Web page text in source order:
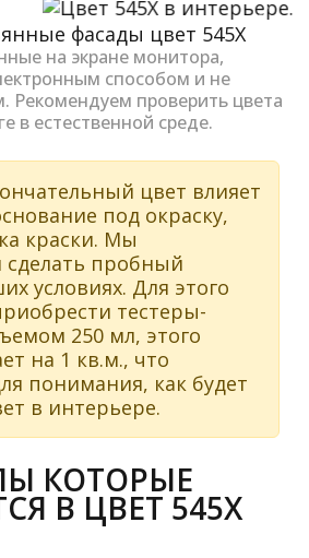
Next
на экране монитора,
способом и не
Рекомендуем проверить цвета
в естественной среде.
цвет влияет
под окраску,
краски. Мы
сделать пробный
условиях. Для этого
тестеры-
250 мл, этого
на 1 кв.м., что
понимания, как будет
в интерьере.
КОТОРЫЕ
В ЦВЕТ 545X